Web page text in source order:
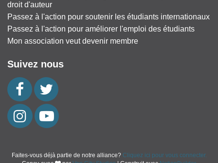
droit d'auteur
Passez à l'action pour soutenir les étudiants internationaux
Passez à l'action pour améliorer l'emploi des étudiants
Mon association veut devenir membre
Suivez nous
Faites-vous déjà partie de notre alliance? Cliquez ici pour vous connecter.